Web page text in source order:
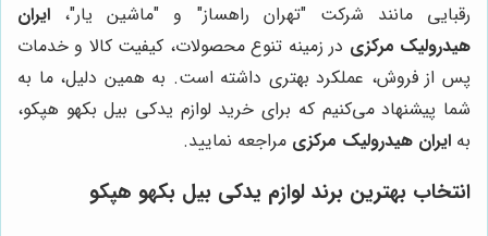
رقبایی مانند شرکت "تهران راهساز" و "ماشین یار"، ایران
هیدرولیک مرکزی در زمینه تنوع محصولات، کیفیت کالا و خدمات
پس از فروش، عملکرد بهتری داشته است. به همین دلیل، ما به
شما پیشنهاد می‌کنیم که برای خرید لوازم یدکی بیل بکهو هپکو،
به ایران هیدرولیک مرکزی مراجعه نمایید.
انتخاب بهترین برند لوازم یدکی بیل بکهو هپکو